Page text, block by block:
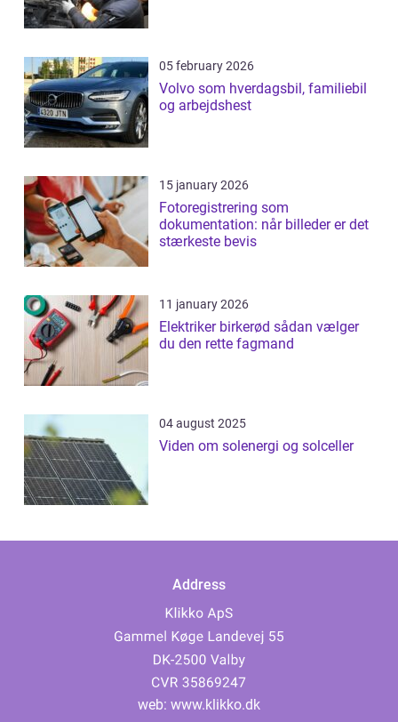
05 february 2026
Volvo som hverdagsbil, familiebil
og arbejdshest
15 january 2026
Fotoregistrering som
dokumentation: når billeder er det
stærkeste bevis
11 january 2026
Elektriker birkerød sådan vælger
du den rette fagmand
04 august 2025
Viden om solenergi og solceller
Address
web: www.klikko.dk